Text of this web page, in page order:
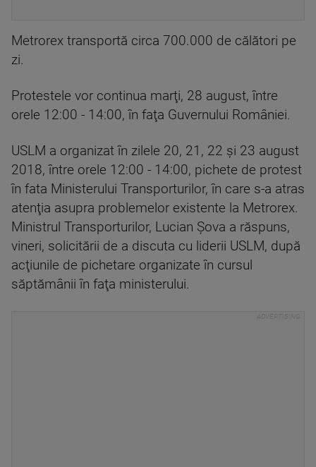
Metrorex transportă circa 700.000 de călători pe
zi.
Protestele vor continua marţi, 28 august, între
orele 12:00 - 14:00, în faţa Guvernului României.
USLM a organizat în zilele 20, 21, 22 şi 23 august
2018, între orele 12:00 - 14:00, pichete de protest
în fata Ministerului Transporturilor, în care s-a atras
atenţia asupra problemelor existente la Metrorex.
Ministrul Transporturilor, Lucian Şova a răspuns,
vineri, solicitării de a discuta cu liderii USLM, după
acţiunile de pichetare organizate în cursul
săptămânii în faţa ministerului.